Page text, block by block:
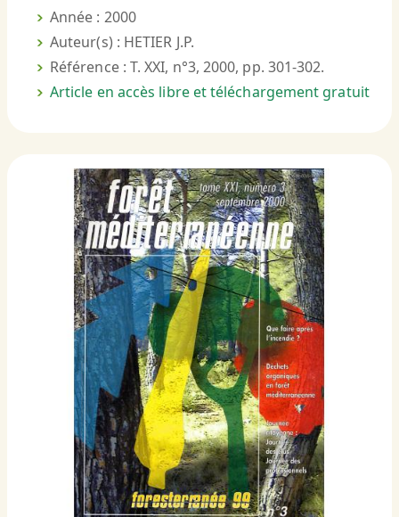
Année : 2000
Auteur(s) : HETIER J.P.
Référence : T. XXI, n°3, 2000, pp. 301-302.
Article en accès libre et téléchargement gratuit